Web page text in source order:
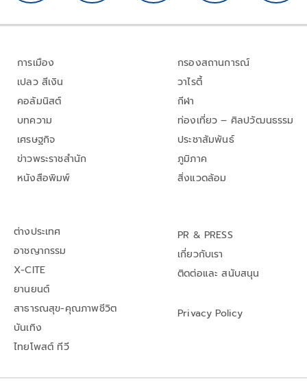
การเมือง
เปลว สีเงิน
คอลัมนิสต์
บทความ
เศรษฐกิจ
ข่าวพระราชสำนัก
หนังสือพิมพ์
กรองสถานการณ์
วาไรตี้
กีฬา
ท่องเที่ยว – ศิลปวัฒนธรรม
ประชาสัมพันธ์
ภูมิภาค
สิ่งแวดล้อม
ต่างประเทศ
อาชญากรรม
X-CITE
ยานยนต์
สาธารณสุข-คุณภาพชีวิต
บันเทิง
ไทยโพสต์ ทีวี
PR & PRESS
เกี่ยวกับเรา
ติดต่อและ สนับสนุน
Privacy Policy